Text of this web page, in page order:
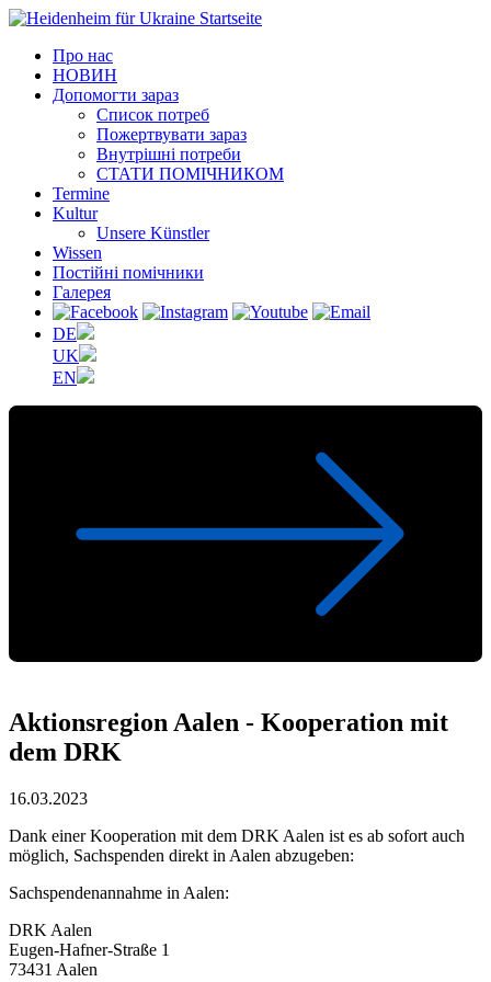
Про нас
НОВИН
Допомогти зараз
Список потреб
Пожертвувати зараз
Внутрішні потреби
СТАТИ ПОМІЧНИКОМ
Termine
Kultur
Unsere Künstler
Wissen
Постійні помічники
Галерея
DE
UK
EN
Aktionsregion Aalen - Kooperation mit
dem DRK
16.03.2023
Dank einer Kooperation mit dem DRK Aalen ist es ab sofort auch
möglich, Sachspenden direkt in Aalen abzugeben:
Sachspendenannahme in Aalen:
DRK Aalen
Eugen-Hafner-Straße 1
73431 Aalen